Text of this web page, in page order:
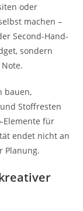
oder
machen –
Second-Hand-
sondern
bauen,
Stoffresten
Elemente für
endet nicht an
Planung.